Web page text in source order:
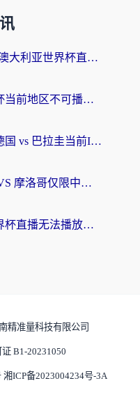
在国外怎么看美国 vs 澳大利亚世界杯直播？海外党必藏的中文解说观赛指南
在加拿大看抖音世界杯当前地区不可播放？海外党体育观赛终极指南
在海外看世界杯直播德国 vs 巴拉圭当前IP受限制？这篇指南帮你轻松解决地区限制
在国外看世界杯法国 VS 摩洛哥仅限中国大陆？别让地域限制拦下你的欢呼
在澳大利亚看抖音世界杯直播无法播放？海外党体育观赛终极指南来了！
精准量科技有限公司
B1-20231050
ICP备2023004234号-3A